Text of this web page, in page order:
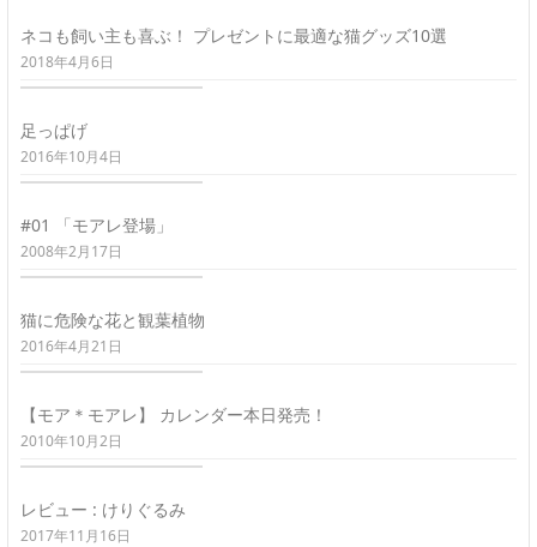
ネコも飼い主も喜ぶ！ プレゼントに最適な猫グッズ10選
2018年4月6日
足っぱげ
2016年10月4日
#01 「モアレ登場」
2008年2月17日
猫に危険な花と観葉植物
2016年4月21日
【モア＊モアレ】 カレンダー本日発売！
2010年10月2日
レビュー : けりぐるみ
2017年11月16日